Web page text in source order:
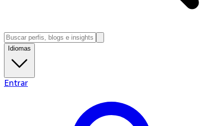
Idiomas
Entrar